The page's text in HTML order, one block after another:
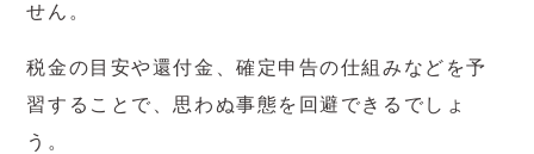
せん。
税金の目安や還付金、確定申告の仕組みなどを予
習することで、思わぬ事態を回避できるでしょ
う。